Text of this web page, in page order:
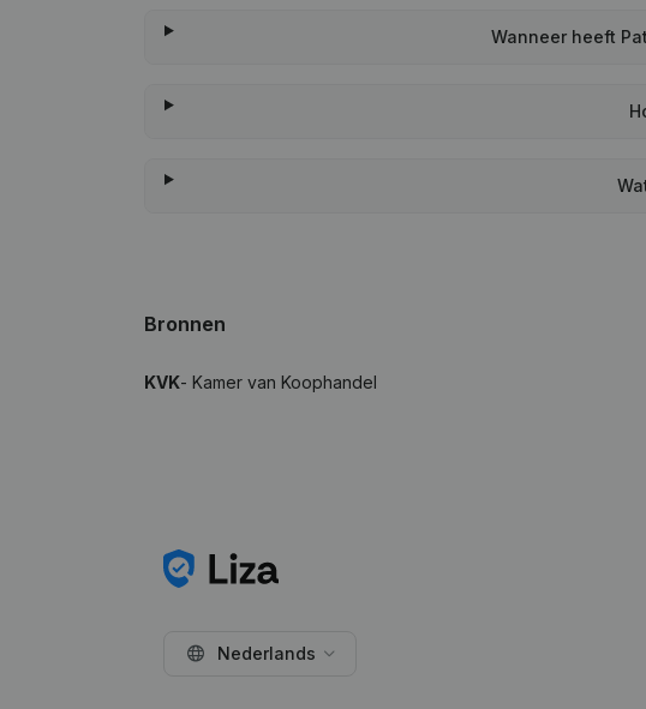
Wanneer heeft
Bronnen
KVK- Kamer van Koophandel
Nederlands